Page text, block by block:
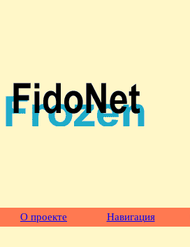
О проекте Навигация